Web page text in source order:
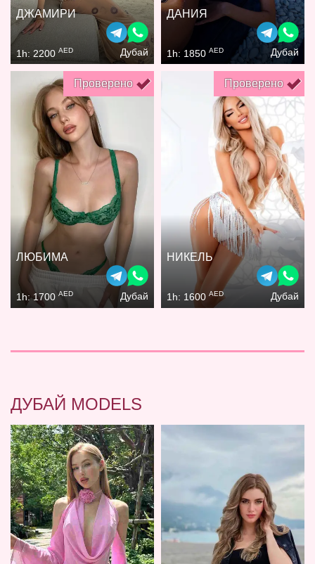
ДЖАМИРИ
1h: 2200 AED Дубай
ДАНИЯ
1h: 1850 AED Дубай
Проверено
ЛЮБИМА
1h: 1700 AED Дубай
Проверено
НИКЕЛЬ
1h: 1600 AED Дубай
ДУБАЙ MODELS